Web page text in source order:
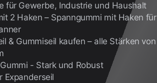
für Gewerbe, Industrie und Haushalt
2 Haken – Spanngummi mit Haken für
& Gummiseil kaufen – alle Stärken von
- Stark und Robust
Expanderseil